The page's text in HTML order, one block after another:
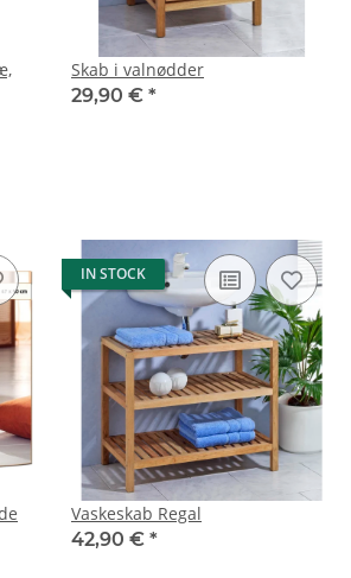
Skab i valnødder
29,90 € *
IN STOCK
Vaskeskab Regal
42,90 € *